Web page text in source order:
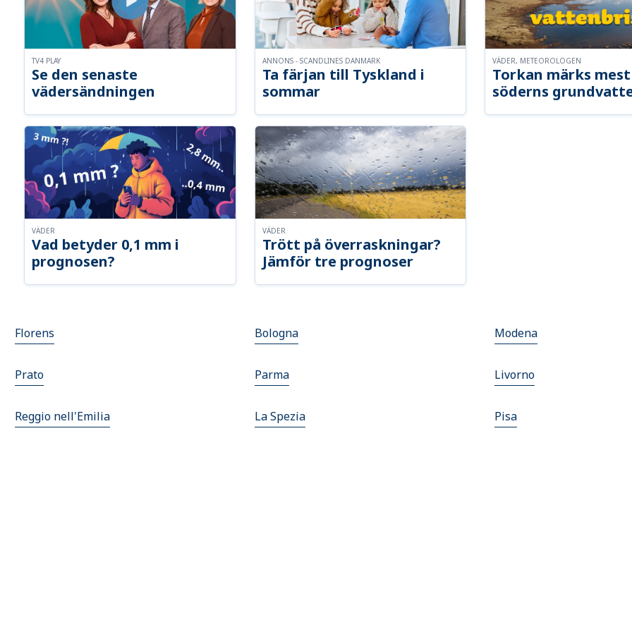
Se den senaste
vädersändningen
TV4 PLAY
Ta färjan till Tyskland i
sommar
ANNONS - SCANDLINES DANMARK
Torkan märks
söderns
VÄDER, METEOROLOGEN
Vad betyder 0,1 mm i
prognosen?
VÄDER
Trött på överraskningar?
Jämför tre prognoser
VÄDER
Florens Bologna Modena
Prato Parma Livorno
Reggio nell'Emilia La Spezia Pisa